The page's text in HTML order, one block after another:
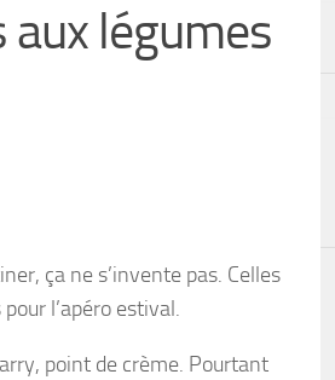
aux légumes
ça ne s’invente pas. Celles
l’apéro estival.
point de crème. Pourtant